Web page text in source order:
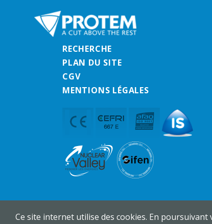
Ce site internet utilise des cookies. En
RECHERCHE
PLAN DU SITE
CGV
MENTIONS LÉGALES